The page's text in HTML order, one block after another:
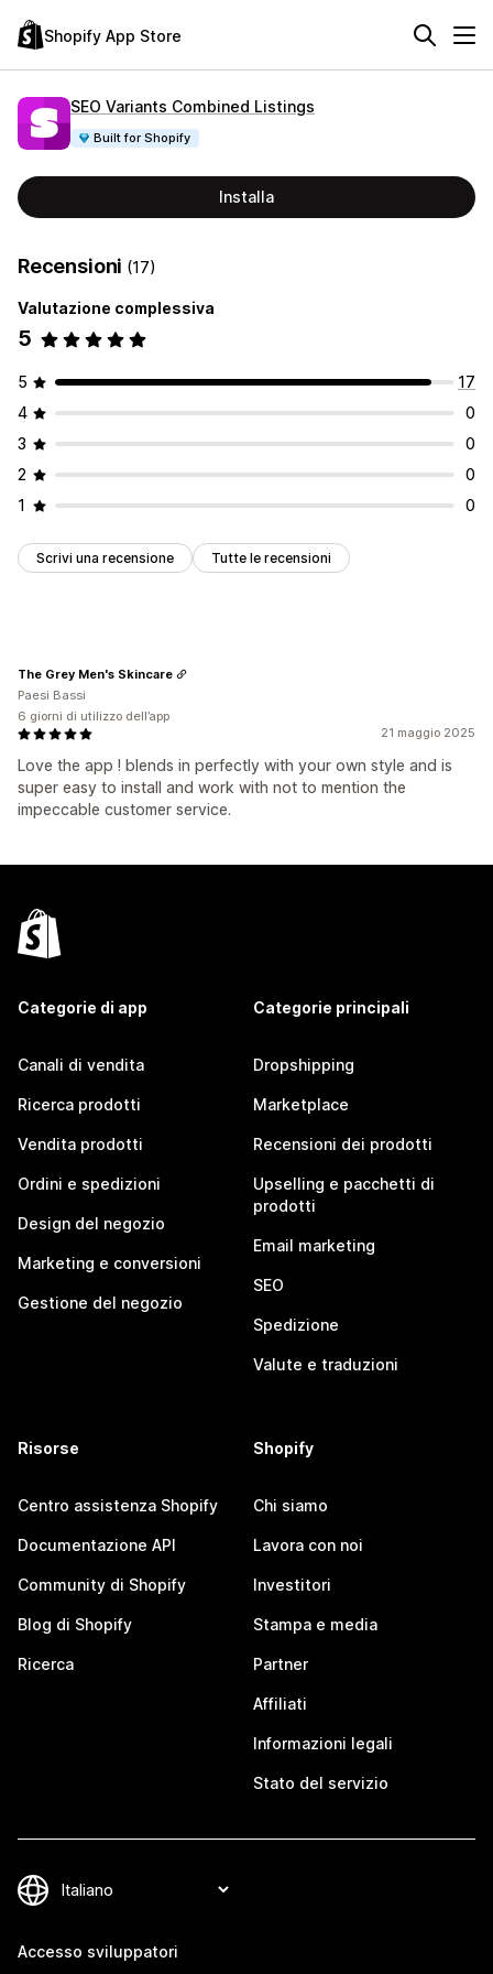
Shopify App Store
SEO Variants Combined Listings
Built for Shopify
Installa
Recensioni (17)
Valutazione complessiva
5
5
17
4
0
3
0
2
0
1
0
Scrivi una recensione Tutte le recensioni
21 maggio 2025
Love the app ! blends in perfectly with your own style and is
super easy to install and work with not to mention the
impeccable customer service.
The Grey Men's Skincare
Paesi Bassi
6 giorni di utilizzo dell’app
Categorie di app
Canali di vendita
Ricerca prodotti
Vendita prodotti
Ordini e spedizioni
Design del negozio
Marketing e conversioni
Gestione del negozio
Categorie principali
Dropshipping
Marketplace
Recensioni dei prodotti
Upselling e pacchetti di
prodotti
Email marketing
SEO
Spedizione
Valute e traduzioni
Risorse
Centro assistenza Shopify
Documentazione API
Community di Shopify
Blog di Shopify
Ricerca
Shopify
Chi siamo
Lavora con noi
Investitori
Stampa e media
Partner
Affiliati
Informazioni legali
Stato del servizio
Accesso sviluppatori